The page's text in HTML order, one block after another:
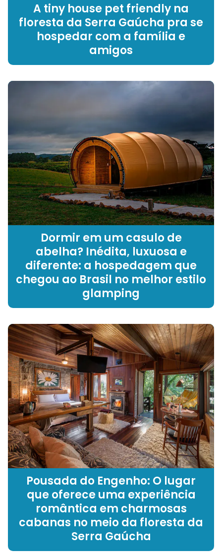
A tiny house pet friendly na
floresta da Serra Gaúcha pra se
hospedar com a família e
amigos
Dormir em um casulo de
abelha? Inédita, luxuosa e
diferente: a hospedagem que
chegou ao Brasil no melhor estilo
glamping
Pousada do Engenho: O lugar
que oferece uma experiência
romântica em charmosas
cabanas no meio da floresta da
Serra Gaúcha